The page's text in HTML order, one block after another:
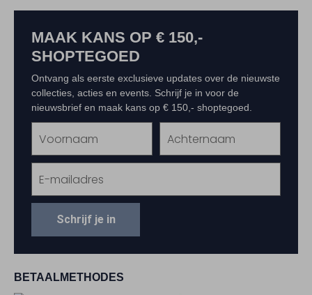
BETAALMETHODES
MAAK KANS OP € 150,-
SHOPTEGOED
Ontvang als eerste exclusieve updates over de nieuwste
collecties, acties en events. Schrijf je in voor de
nieuwsbrief en maak kans op € 150,- shoptegoed.
Schrijf je in